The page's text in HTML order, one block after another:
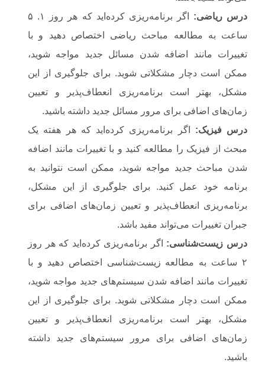
درس ریاضی:
اگر برنامه‌ریزی کرده‌اید که هر روز ۱. ۵
ساعت به مطالعه مباحث ریاضی اختصاص دهید و با
تغییرات مانند اضافه شدن مسائل جدید مواجه شوید،
ممکن است دچار مشکلاتی شوید. برای جلوگیری از این
مشکل، بهتر است برنامه‌ریزی انعطاف‌پذیر و تعیین
زمان‌های اضافی برای مرور مسائل جدید داشته باشید.
درس فیزیک: اگر برنامه‌ریزی کرده‌اید که هر هفته یک
مبحث از فیزیک را مطالعه کنید و با تغییرات مانند اضافه
شدن مباحث جدید مواجه شوید، ممکن است نتوانید به
برنامه خود عمل کنید. برای جلوگیری از این مشکل،
برنامه‌ریزی انعطاف‌پذیر و تعیین زمان‌های اضافی برای
جبران تغییرات می‌تواند مفید باشد.
درس زیست‌شناسی: اگر برنامه‌ریزی کرده‌اید که هر روز
۲ ساعت به مطالعه زیست‌شناسی اختصاص دهید و با
تغییرات مانند اضافه شدن سیستم‌های جدید مواجه شوید،
ممکن است دچار مشکلاتی شوید. برای جلوگیری از این
مشکل، بهتر است برنامه‌ریزی انعطاف‌پذیر و تعیین
زمان‌های اضافی برای مرور سیستم‌های جدید داشته
باشید.